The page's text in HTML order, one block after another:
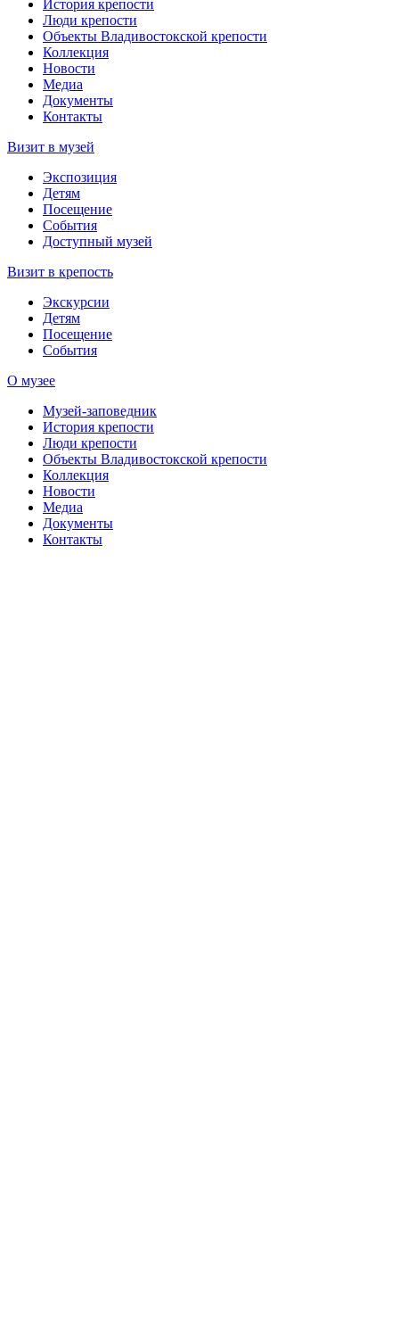
История крепости
Люди крепости
Объекты Владивостокской крепости
Коллекция
Новости
Медиа
Документы
Контакты
Визит в музей
Экспозиция
Детям
Посещение
События
Доступный музей
Визит в крепость
Экскурсии
Детям
Посещение
События
О музее
Музей-заповедник
История крепости
Люди крепости
Объекты Владивостокской крепости
Коллекция
Новости
Медиа
Документы
Контакты